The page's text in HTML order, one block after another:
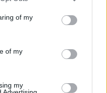
of my
of my
my
kaikille –